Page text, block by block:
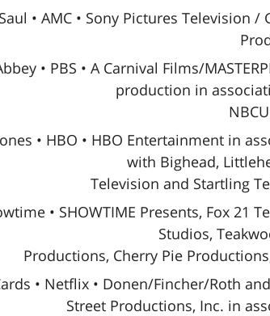
• AMC • Sony Pictures Television /
• PBS • A Carnival Films/
production in
• HBO • HBO Entertainment in
with Bighead,
Television and Startling
• SHOWTIME Presents, Fox 21
Studios,
Productions, Cherry Pie
• Netflix • Donen/Fincher/Roth
Street Productions, Inc. in